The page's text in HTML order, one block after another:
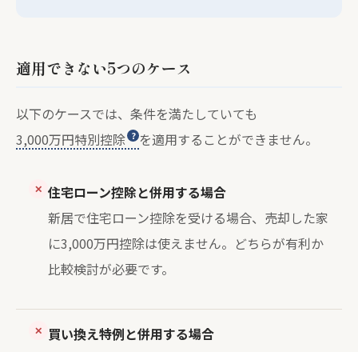
適用できない5つのケース
以下のケースでは、条件を満たしていても
3,000万円特別控除
を適用することができません。
✕ 住宅ローン控除と併用する場合
新居で住宅ローン控除を受ける場合、売却した家
に3,000万円控除は使えません。どちらが有利か
比較検討が必要です。
✕ 買い換え特例と併用する場合